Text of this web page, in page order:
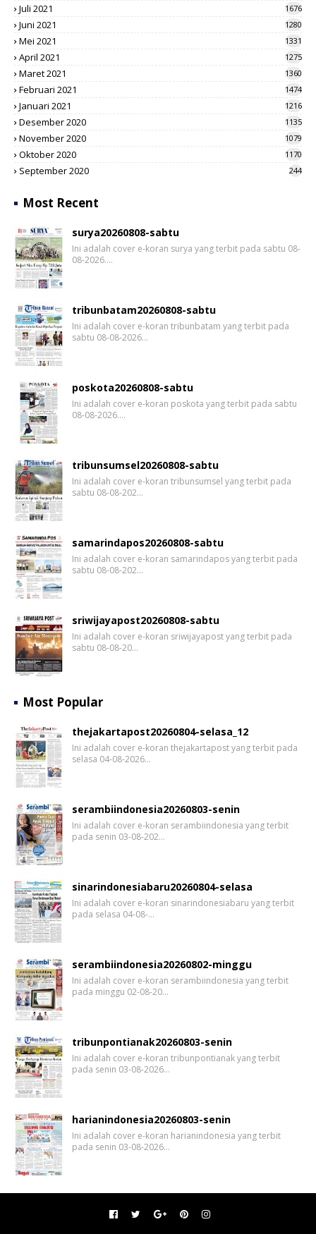
Juli 2021 1676
Juni 2021 1280
Mei 2021 1331
April 2021 1275
Maret 2021 1360
Februari 2021 1474
Januari 2021 1216
Desember 2020 1135
November 2020 1079
Oktober 2020 1170
September 2020 244
Most Recent
surya20260808-sabtu
Ini adalah cover e-koran surya yang terbit pada sabtu 08-
08-2026.…
tribunbatam20260808-sabtu
Ini adalah cover e-koran tribunbatam yang terbit pada
sabtu 08-08-2026…
poskota20260808-sabtu
Ini adalah cover e-koran poskota yang terbit pada sabtu
08-08-2026.…
tribunsumsel20260808-sabtu
Ini adalah cover e-koran tribunsumsel yang terbit pada
sabtu 08-08-202…
samarindapos20260808-sabtu
Ini adalah cover e-koran samarindapos yang terbit pada
sabtu 08-08-202…
sriwijayapost20260808-sabtu
Ini adalah cover e-koran sriwijayapost yang terbit pada
sabtu 08-08-20…
Most Popular
thejakartapost20260804-selasa_12
Ini adalah cover e-koran thejakartapost yang terbit pada
selasa 04-08-2026…
serambiindonesia20260803-senin
Ini adalah cover e-koran serambiindonesia yang terbit
pada senin 03-08-202…
sinarindonesiabaru20260804-selasa
Ini adalah cover e-koran sinarindonesiabaru yang terbit
pada selasa 04-08-…
serambiindonesia20260802-minggu
Ini adalah cover e-koran serambiindonesia yang terbit
pada minggu 02-08-20…
tribunpontianak20260803-senin
Ini adalah cover e-koran tribunpontianak yang terbit
pada senin 03-08-2026…
harianindonesia20260803-senin
Ini adalah cover e-koran harianindonesia yang terbit
pada senin 03-08-2026…